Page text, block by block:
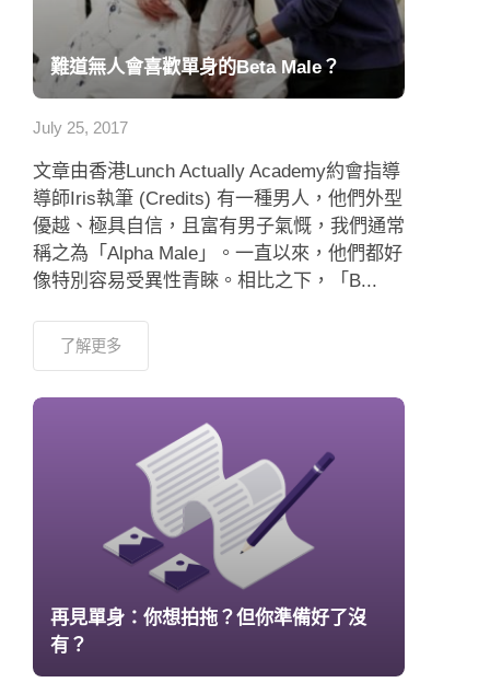
難道無人會喜歡單身的Beta Male？
July 25, 2017
文章由香港Lunch Actually Academy約會指導
導師Iris執筆 (Credits) 有一種男人，他們外型
優越、極具自信，且富有男子氣慨，我們通常
稱之為「Alpha Male」。一直以來，他們都好
像特別容易受異性青睞。相比之下，「B...
了解更多
再見單身：你想拍拖？但你準備好了沒
有？